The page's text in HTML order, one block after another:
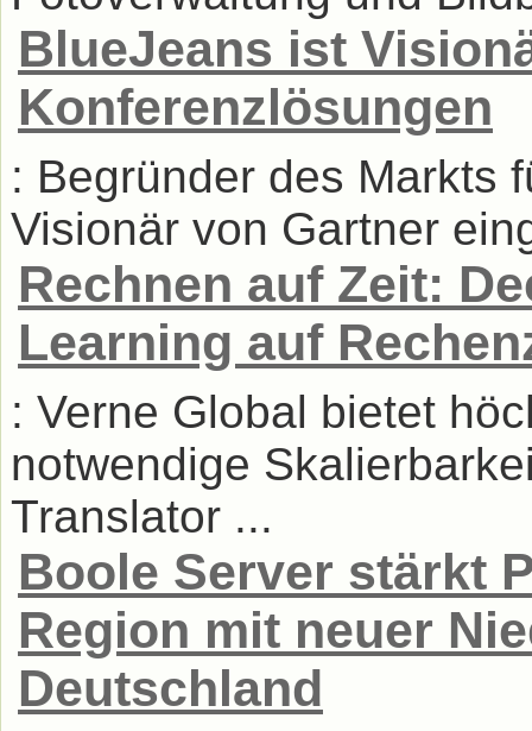
BlueJeans ist
Konferenzlösungen
: Begründer des Markts
Visionär von Gartner
Rechnen auf Zeit:
Learning auf
: Verne Global bietet
notwendige
Translator ...
Boole Server stärkt
Region mit neuer
Deutschland